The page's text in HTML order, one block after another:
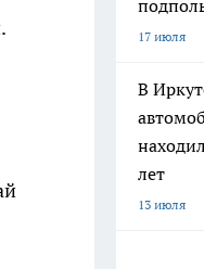
17 июля
В
лет
13 июля